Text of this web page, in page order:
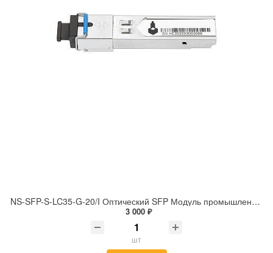
NS-SFP-S-LC35-G-20/I Оптический SFP Модуль промышленный. Одно волокно Single Mode.
3 000 ₽
шт